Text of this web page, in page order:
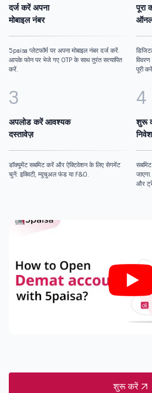
दर्ज करें अपना
मोबाइल नंबर
5paisa प्लेटफॉर्म पर अपना मोबाइल नंबर दर्ज करें.
आपके फोन पर भेजे गए OTP के साथ तुरंत सत्यापित
करें.
पूरा
पूरी
3
अपलोड करें आवश्यक
दस्तावेज़
डॉक्यूमेंट सबमिट करें और ऐक्टिवेशन के लिए सेगमेंट
चुनें: इक्विटी, म्यूचुअल फंड या F&O.
4
शुरू
और
शुरू करें